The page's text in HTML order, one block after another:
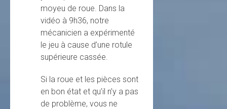
moyeu de roue. Dans la
vidéo à 9h36, notre
mécanicien a expérimenté
le jeu à cause d’une rotule
supérieure cassée.
Si la roue et les pièces sont
en bon état et qu’il n’y a pas
de problème, vous ne